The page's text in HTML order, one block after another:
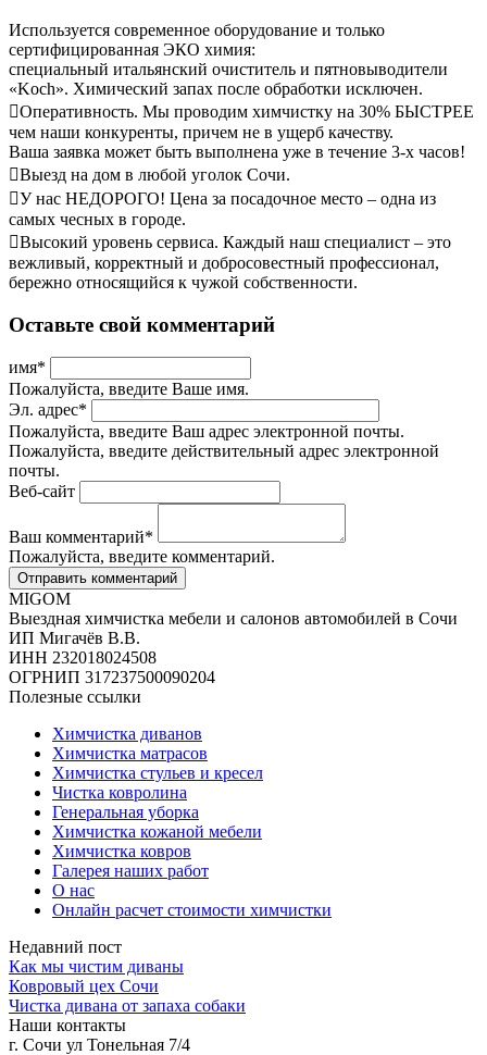
Используется современное оборудование и только
сертифицированная ЭКО химия:
специальный итальянский очиститель и пятновыводители
«Koch». Химический запах после обработки исключен.
Оперативность. Мы проводим химчистку на 30% БЫСТРЕЕ
чем наши конкуренты, причем не в ущерб качеству.
Ваша заявка может быть выполнена уже в течение 3-х часов!
Выезд на дом в любой уголок Сочи.
У нас НЕДОРОГО! Цена за посадочное место – одна из
самых чесных в городе.
Высокий уровень сервиса. Каждый наш специалист – это
вежливый, корректный и добросовестный профессионал,
бережно относящийся к чужой собственности.
Оставьте свой комментарий
имя*
Пожалуйста, введите Ваше имя.
Эл. адрес*
Пожалуйста, введите Ваш адрес электронной почты.
Пожалуйста, введите действительный адрес электронной
почты.
Веб-сайт
Ваш комментарий*
Пожалуйста, введите комментарий.
MIGOM
Выездная химчистка мебели и салонов автомобилей в Сочи
ИП Мигачёв В.В.
ИНН 232018024508
ОГРНИП 317237500090204
Полезные ссылки
Химчистка диванов
Химчистка матрасов
Химчистка стульев и кресел
Чистка ковролина
Генеральная уборка
Химчистка кожаной мебели
Химчистка ковров
Галерея наших работ
О нас
Онлайн расчет стоимости химчистки
Недавний пост
Как мы чистим диваны
Ковровый цех Сочи
Чистка дивана от запаха собаки
Наши контакты
г. Сочи ул Тонельная 7/4